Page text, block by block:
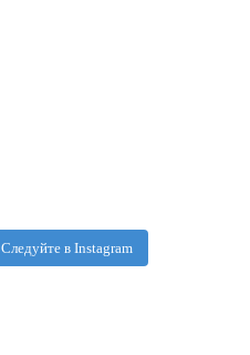
Следуйте в Instagram